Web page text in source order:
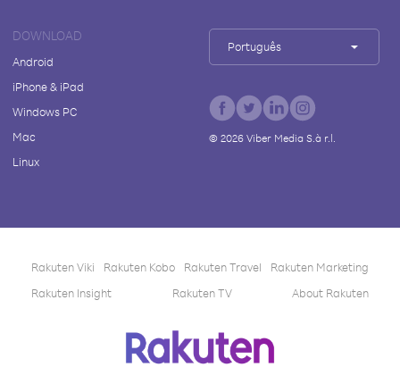
DOWNLOAD
Android
iPhone & iPad
Windows PC
Mac
Linux
Português
© 2026Viber Media S.à r.l.
Rakuten Viki Rakuten Kobo Rakuten Travel
Rakuten Marketing
Rakuten Insight
Rakuten TV About Rakuten